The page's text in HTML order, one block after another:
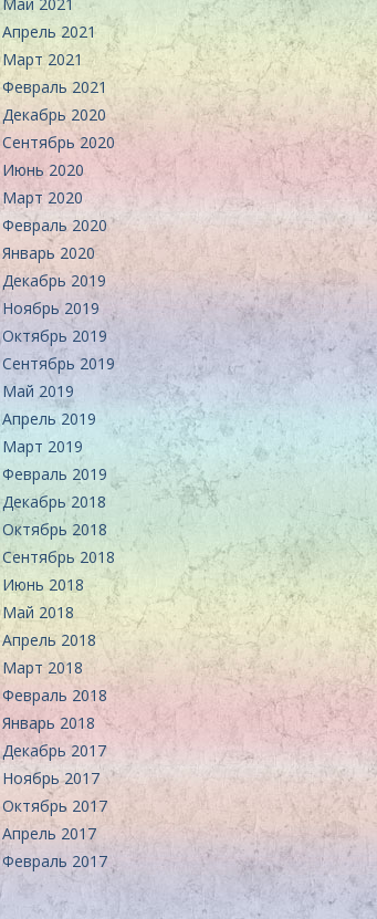
Апрель 2021
Март 2021
Февраль 2021
Декабрь 2020
Сентябрь 2020
Июнь 2020
Март 2020
Февраль 2020
Январь 2020
Декабрь 2019
Ноябрь 2019
Октябрь 2019
Сентябрь 2019
Май 2019
Апрель 2019
Март 2019
Февраль 2019
Декабрь 2018
Октябрь 2018
Сентябрь 2018
Июнь 2018
Май 2018
Апрель 2018
Март 2018
Февраль 2018
Январь 2018
Декабрь 2017
Ноябрь 2017
Октябрь 2017
Апрель 2017
Февраль 2017